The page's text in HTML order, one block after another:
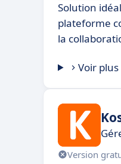
Solution
plateforme
la
Voir
Version